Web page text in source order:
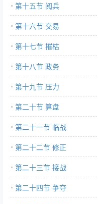
第十五节 阅兵
第十六节 交易
第十七节 摧枯
第十八节 政务
第十九节 压力
第二十节 算盘
第二十一节 临战
第二十二节 修正
第二十三节 接战
第二十四节 争夺